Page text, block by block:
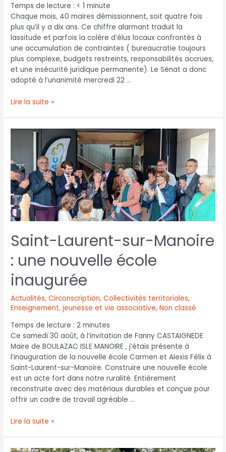
Temps de lecture : < 1 minute
Chaque mois, 40 maires démissionnent, soit quatre fois
plus qu’il y a dix ans. Ce chiffre alarmant traduit la
lassitude et parfois la colère d’élus locaux confrontés à
une accumulation de contraintes ( bureaucratie toujours
plus complexe, budgets restreints, responsabilités accrues,
et une insécurité juridique permanente). Le Sénat a donc
adopté à l’unanimité mercredi 22 …
Lire la suite »
Saint-Laurent-sur-Manoire
: une nouvelle école
inaugurée
Actualités,Circonscription,Collectivités territoriales,
Enseignement, jeunesse et vie associative,Non classé
Temps de lecture :2 minutes
Ce samedi 30 août, à l’invitation de Fanny CASTAIGNEDE
Maire de BOULAZAC ISLE MANOIRE , j’étais présente à
l’inauguration de la nouvelle école Carmen et Alexis Félix à
Saint-Laurent-sur-Manoire. Construire une nouvelle école
est un acte fort dans notre ruralité. Entièrement
reconstruite avec des matériaux durables et conçue pour
offrir un cadre de travail agréable …
Lire la suite »